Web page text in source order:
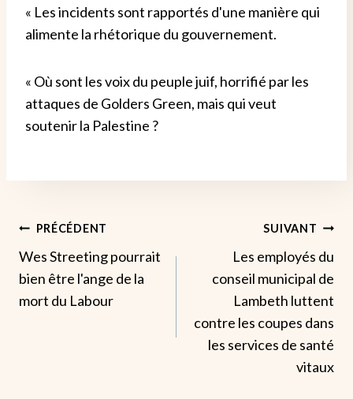
« Les incidents sont rapportés d'une manière qui
alimente la rhétorique du gouvernement.
« Où sont les voix du peuple juif, horrifié par les
attaques de Golders Green, mais qui veut
soutenir la Palestine ?
Navigation
De
L’article
PRÉCÉDENT
Wes Streeting pourrait
bien être l'ange de la
mort du Labour
SUIVANT
Les employés du
conseil municipal de
Lambeth luttent
contre les coupes dans
les services de santé
vitaux